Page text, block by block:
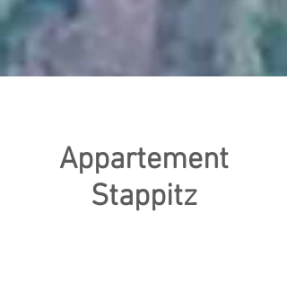
Appartement
Stappitz